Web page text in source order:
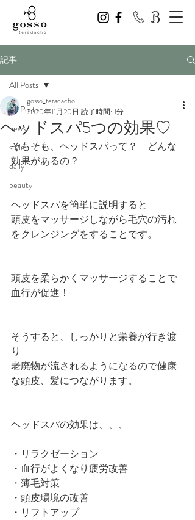
記事
All Posts
news
style
daily
beauty
All Posts
ヘッドスパ5つの効果♡
gosso_teradacho
2020年11月20日 読了時間: 1分
そもそも、ヘッドスパって？　どんな
効果があるの？
ヘッドスパを簡単に説明すると
頭皮をマッサージしながら毛穴の汚れ
をクレンジングをすることです。
頭皮を柔らかくマッサージすることで
血行が促進！
そうすると、しっかりと栄養が行き渡
り
老廃物が流されるようになるので健康
な頭皮、髪につながります。
ヘッドスパの効果は、、、
・リラクゼーション
・血行がよくなり疲労改善
・薄毛対策
・頭皮環境の改善
・リフトアップ